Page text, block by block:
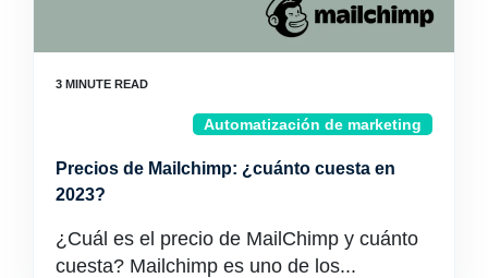
Automatización de marketing
Precios de Mailchimp: ¿cuánto cuesta en
2023?
¿Cuál es el precio de MailChimp y cuánto
cuesta? Mailchimp es uno de los...